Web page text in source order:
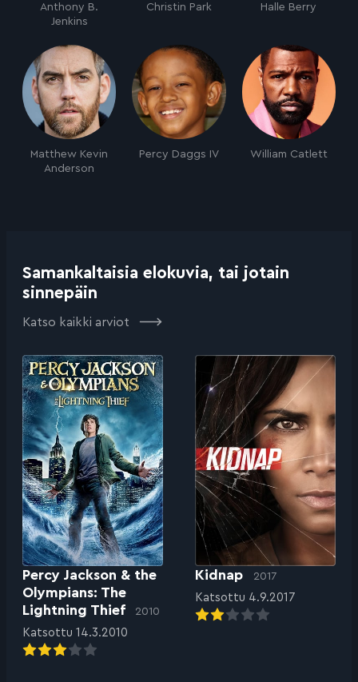
Anthony B.
Jenkins
Christin Park Halle Berry
Matthew Kevin
Anderson
Percy Daggs IV William Catlett
Samankaltaisia elokuvia, tai jotain
sinnepäin
Katso kaikki arviot
Percy Jackson & the
Olympians: The
Lightning Thief
2010
Katsottu 14.3.2010
Kidnap 2017
Katsottu 4.9.2017